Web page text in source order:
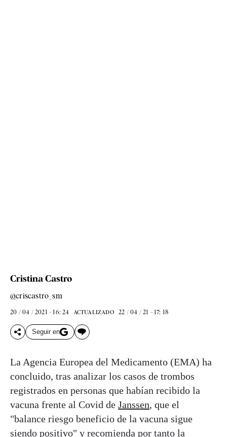
Cristina Castro
@criscastro_sm
20 / 04 / 2021 - 16: 24 ACTUALIZADO 22 / 04 / 21 - 17: 18
Seguir en
La Agencia Europea del Medicamento (EMA) ha
concluido, tras analizar los casos de trombos
registrados en personas que habían recibido la
vacuna frente al Covid de Janssen, que el
"balance riesgo beneficio de la vacuna sigue
siendo positivo" y recomienda por tanto la